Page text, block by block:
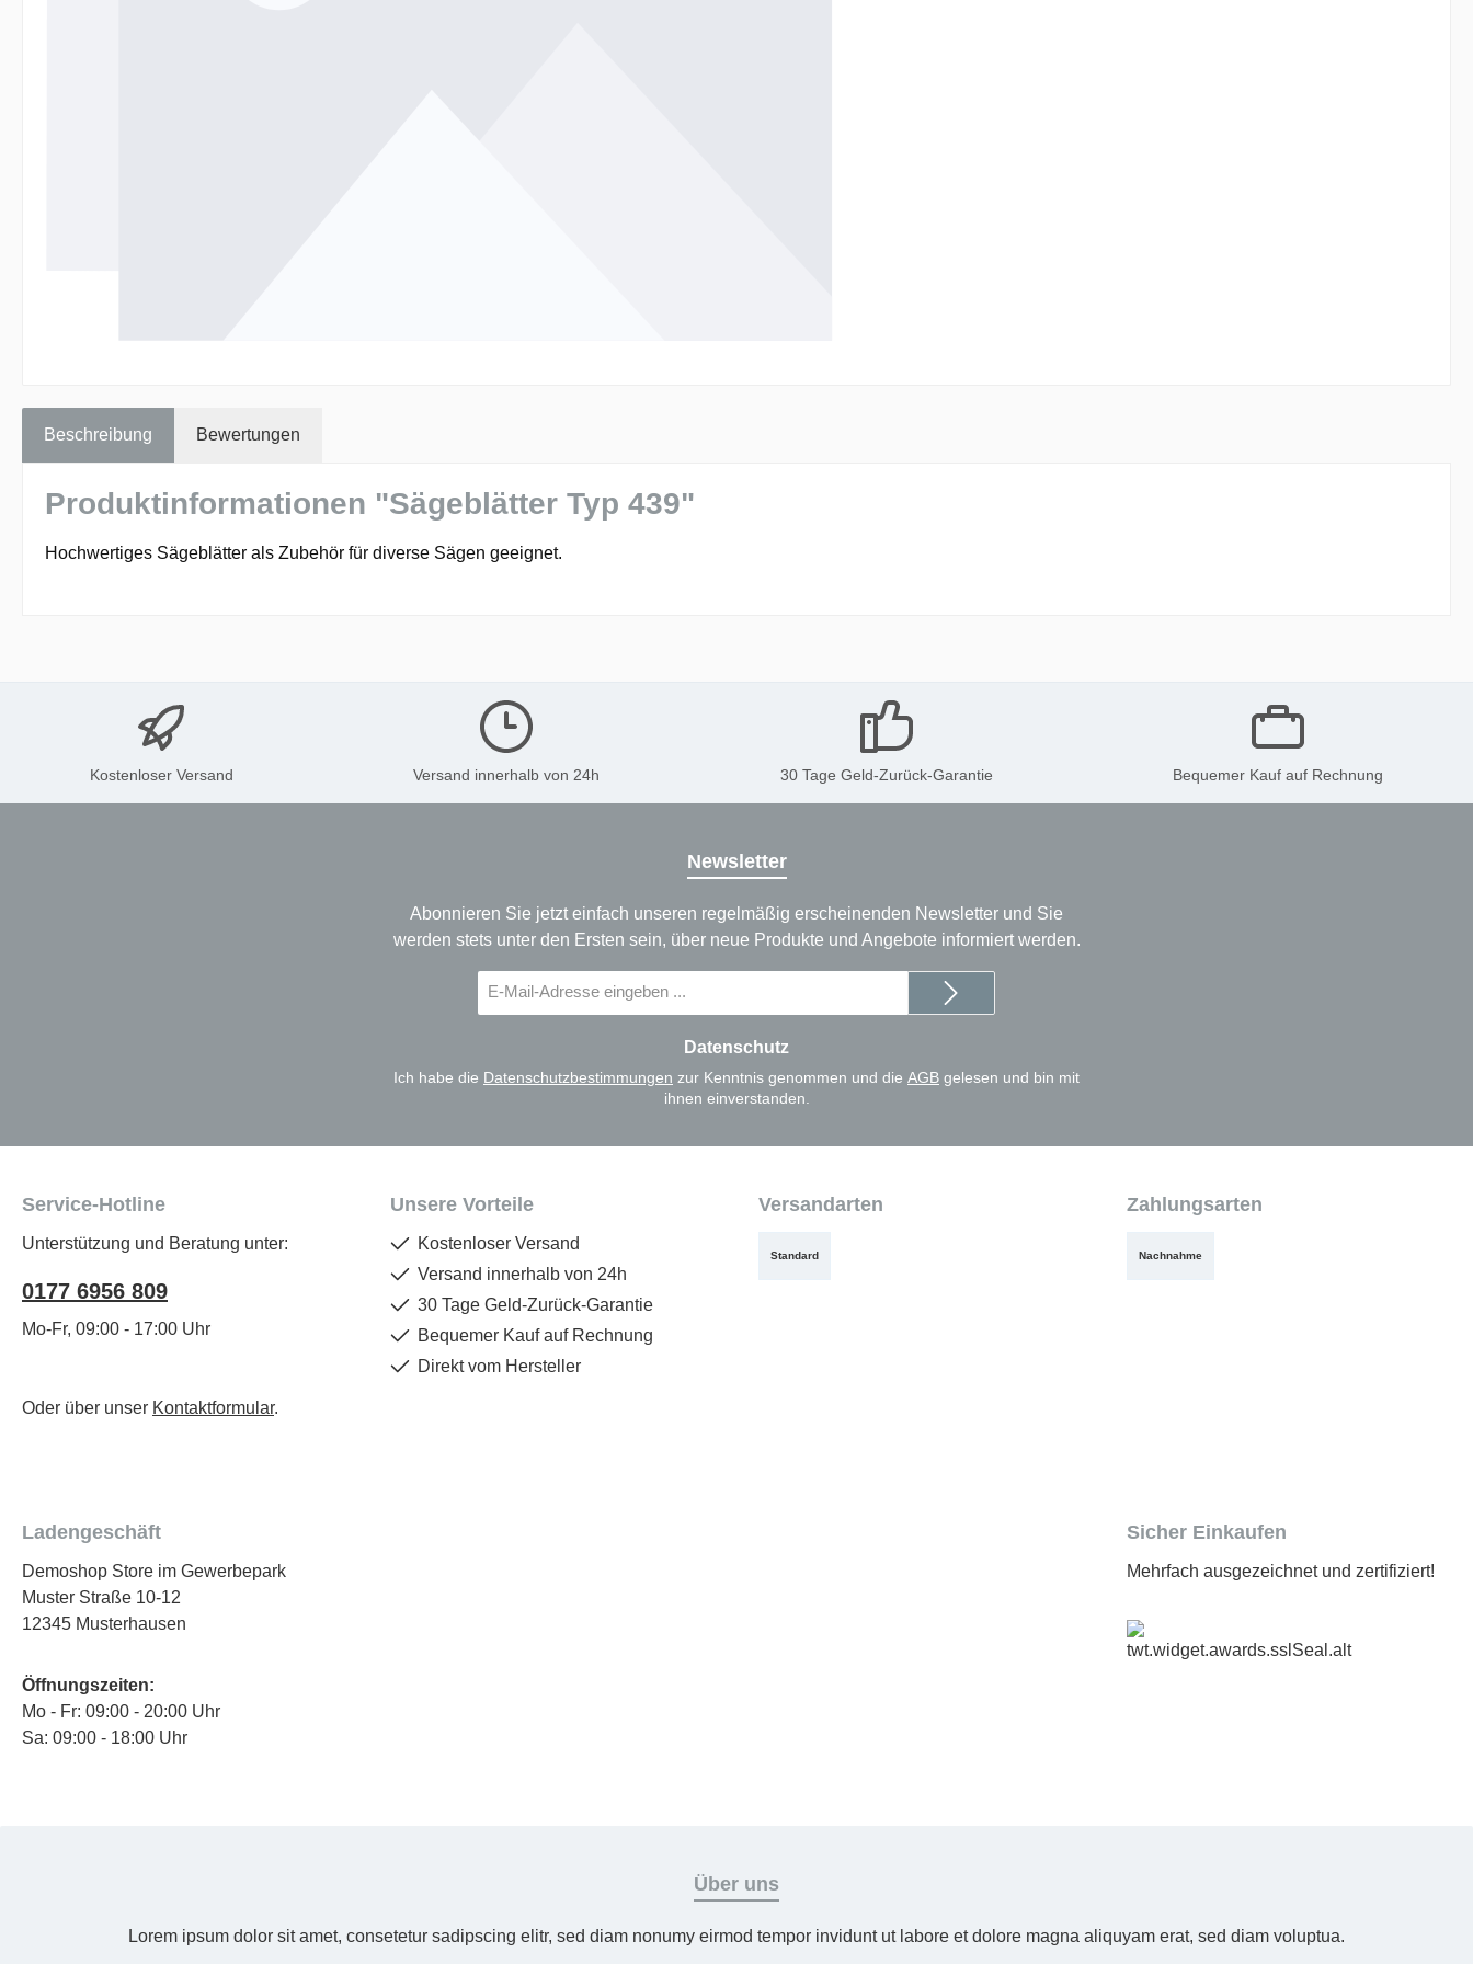
Beschreibung Bewertungen
Produktinformationen "Sägeblätter Typ 439"
Hochwertiges Sägeblätter als Zubehör für diverse Sägen geeignet.
Kostenloser Versand Versand innerhalb von 24h 30 Tage Geld-Zurück-Garantie Bequemer Kauf auf Rechnung
Newsletter
Abonnieren Sie jetzt einfach unseren regelmäßig erscheinenden Newsletter und Sie
werden stets unter den Ersten sein, über neue Produkte und Angebote informiert werden.
Mail-
Datenschutz
Ich habe die Datenschutzbestimmungen zur Kenntnis genommen und die AGB gelesen und bin mit
ihnen einverstanden.
Service-Hotline
Unterstützung und Beratung unter:
0177 6956 809
Mo-Fr, 09:00 - 17:00 Uhr
Oder über unser Kontaktformular.
Unsere Vorteile
Kostenloser Versand
Versand innerhalb von 24h
30 Tage Geld-Zurück-Garantie
Bequemer Kauf auf Rechnung
Direkt vom Hersteller
Versandarten
Standard
Zahlungsarten
Nachnahme
Ladengeschäft
Demoshop Store im Gewerbepark
Muster Straße 10-12
12345 Musterhausen
Öffnungszeiten:
Mo - Fr: 09:00 - 20:00 Uhr
Sa: 09:00 - 18:00 Uhr
Sicher Einkaufen
Mehrfach ausgezeichnet und zertifiziert!
Über uns
Lorem ipsum dolor sit amet, consetetur sadipscing elitr, sed diam nonumy eirmod tempor invidunt ut labore et dolore magna aliquyam erat, sed diam voluptua.